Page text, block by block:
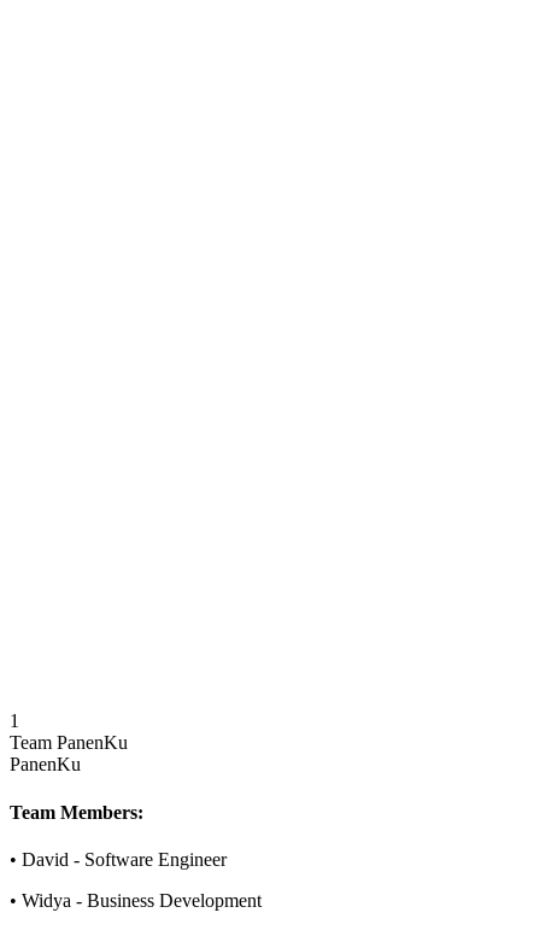
1
Team PanenKu
PanenKu
Team Members:
• David - Software Engineer
• Widya - Business Development